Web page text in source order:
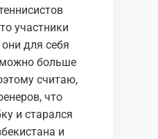
участники
для себя
можно больше
считаю,
что
и старался
и